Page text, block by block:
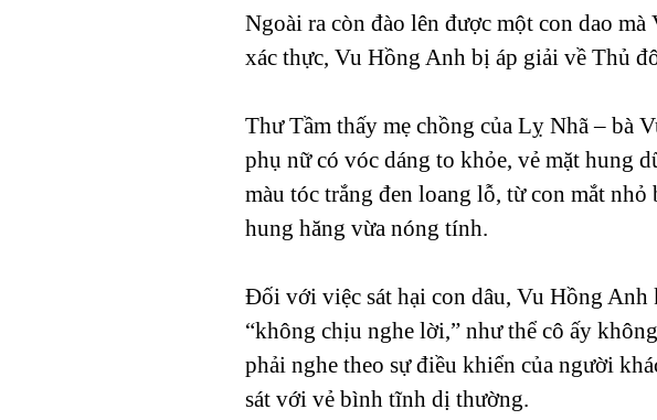
Ngoài ra còn đào lên được một con dao
xác thực, Vu Hồng Anh bị áp giải về Thủ
Thư Tầm thấy mẹ chồng của Lỵ Nhã – bà
phụ nữ có vóc dáng to khỏe, vẻ mặt hung
màu tóc trắng đen loang lỗ, từ con mắt
hung hăng vừa nóng tính.
Đối với việc sát hại con dâu, Vu Hồng
“không chịu nghe lời,” như thể cô ấy
phải nghe theo sự điều khiển của người
sát với vẻ bình tĩnh dị thường.